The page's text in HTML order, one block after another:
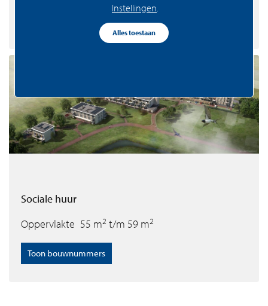
Sociale huur
Oppervlakte 55 m2 t/m 59 m2
Toon bouwnummers
Instellingen
Alles toestaan